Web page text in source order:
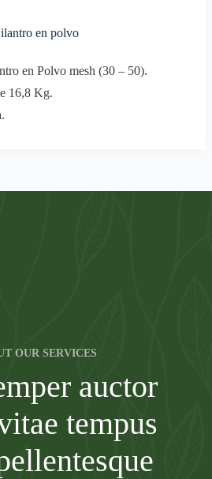
en polvo
en Polvo mesh (30 – 50).
16,8 Kg.
OUR SERVICES
auctor
tempus